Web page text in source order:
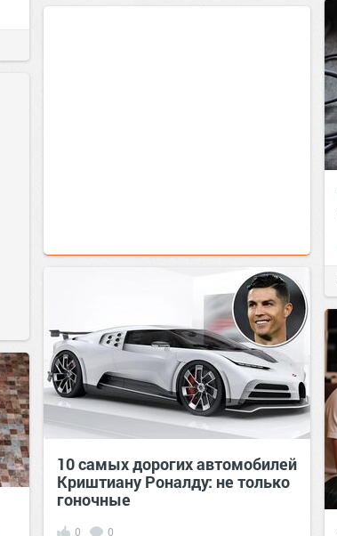
10 самых дорогих автомобилей
Криштиану Роналду: не только
гоночные
0 0